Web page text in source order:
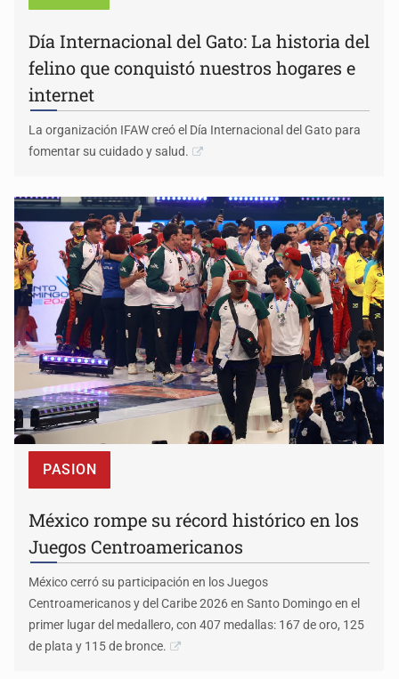
Día Internacional del Gato: La historia del
felino que conquistó nuestros hogares e
internet
La organización IFAW creó el Día Internacional del Gato para
fomentar su cuidado y salud.
PASION
México rompe su récord histórico en los
Juegos Centroamericanos
México cerró su participación en los Juegos
Centroamericanos y del Caribe 2026 en Santo Domingo en el
primer lugar del medallero, con 407 medallas: 167 de oro, 125
de plata y 115 de bronce.